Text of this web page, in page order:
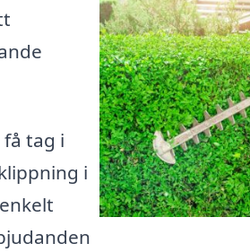
tag i
i